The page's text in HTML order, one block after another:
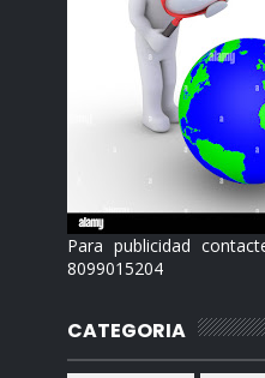
Para publicidad
8099015204
CATEGORIA